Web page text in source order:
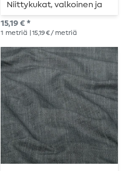
Niittykukat, valkoinen ja
okra
15,19 € *
1 metriä | 15,19 € / metriä